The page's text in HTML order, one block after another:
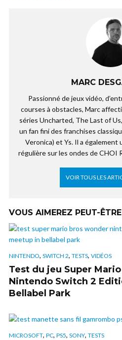
MARC
Passionné de jeux vidéo,
courses à obstacles, Marc
séries Uncharted, The Last of
un fan fini des franchises
Veronica) et Ys. Il a également
régulière sur les ondes de CHOI
VOIR TOUS LES
VOUS AIMEREZ PEUT-
NINTENDO, SWITCH 2, TESTS, VIDÉOS
Test du jeu Super
Nintendo Switch 2
Bellabel Park
MICROSOFT, PC, PS5, SONY, TESTS